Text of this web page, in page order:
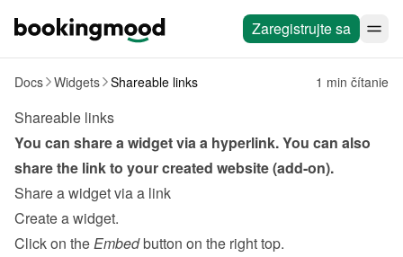
Zaregistrujte sa
Docs Widgets Shareable links 1 min čítanie
Shareable links
You can share a widget via a hyperlink. You can also
share the link to your created website (add-on).
Share a widget via a link
Create a widget.
Click on the Embed button on the right top.